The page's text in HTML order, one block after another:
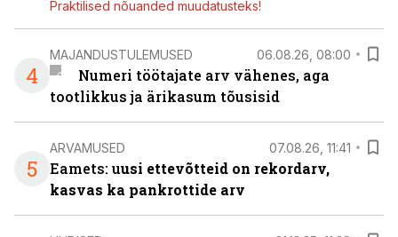
Praktilised nõuanded muudatusteks!
4
MAJANDUSTULEMUSED 06.08.26, 08:00
Numeri töötajate arv vähenes, aga
tootlikkus ja ärikasum tõusisid
5
ARVAMUSED 07.08.26, 11:41
Eamets: uusi ettevõtteid on rekordarv,
kasvas ka pankrottide arv